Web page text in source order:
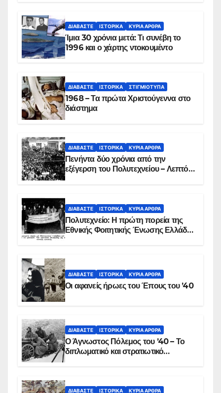
ΔΙΑΒΆΣΤΕ ΙΣΤΟΡΙΚΆ ΚΥΡΙΑ ΑΡΘΡΑ
Ίμια 30 χρόνια μετά: Τι συνέβη το
1996 και ο χάρτης ντοκουμέντο
ΔΙΑΒΆΣΤΕ ΙΣΤΟΡΙΚΆ ΣΤΙΓΜΙΌΤΥΠΑ
1968 – Τα πρώτα Χριστούγεννα στο
διάστημα
ΔΙΑΒΆΣΤΕ ΙΣΤΟΡΙΚΆ ΚΥΡΙΑ ΑΡΘΡΑ
Πενήντα δύο χρόνια από την
εξέγερση του Πολυτεχνείου – Λεπτό
ΔΙΑΒΆΣΤΕ ΙΣΤΟΡΙΚΆ ΚΥΡΙΑ ΑΡΘΡΑ
Πολυτεχνείο: Η πρώτη πορεία της
Εθνικής Φοιτητικής Ένωσης Ελλάδος
ΔΙΑΒΆΣΤΕ ΙΣΤΟΡΙΚΆ ΚΥΡΙΑ ΑΡΘΡΑ
Οι αφανείς ήρωες του Έπους του ’40
ΔΙΑΒΆΣΤΕ ΙΣΤΟΡΙΚΆ ΚΥΡΙΑ ΑΡΘΡΑ
Ο Άγνωστος Πόλεμος του ’40 – Το
διπλωματικό και στρατιωτικό
ΔΙΑΒΆΣΤΕ ΙΣΤΟΡΙΚΆ ΚΥΡΙΑ ΑΡΘΡΑ